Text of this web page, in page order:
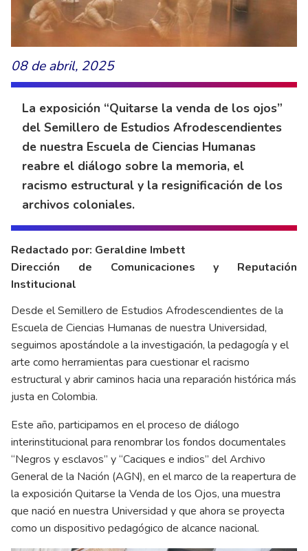
08 de abril, 2025
La exposición “Quitarse la venda de los ojos”
del Semillero de Estudios Afrodescendientes
de nuestra Escuela de Ciencias Humanas
reabre el diálogo sobre la memoria, el
racismo estructural y la resignificación de los
archivos coloniales.
Redactado por: Geraldine Imbett
Dirección de Comunicaciones y Reputación
Institucional
Desde el Semillero de Estudios Afrodescendientes de la
Escuela de Ciencias Humanas de nuestra Universidad,
seguimos apostándole a la investigación, la pedagogía y el
arte como herramientas para cuestionar el racismo
estructural y abrir caminos hacia una reparación histórica más
justa en Colombia.
Este año, participamos en el proceso de diálogo
interinstitucional para renombrar los fondos documentales
“Negros y esclavos” y “Caciques e indios” del Archivo
General de la Nación (AGN), en el marco de la reapertura de
la exposición Quitarse la Venda de los Ojos, una muestra
que nació en nuestra Universidad y que ahora se proyecta
como un dispositivo pedagógico de alcance nacional.